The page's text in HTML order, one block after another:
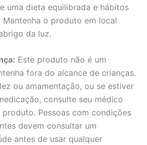
uma dieta equilibrada e hábitos
Mantenha o produto em local
da luz.
Este produto não é um
fora do alcance de crianças.
ou amamentação, ou se estiver
consulte seu médico
produto. Pessoas com condições
devem consultar um
antes de usar qualquer